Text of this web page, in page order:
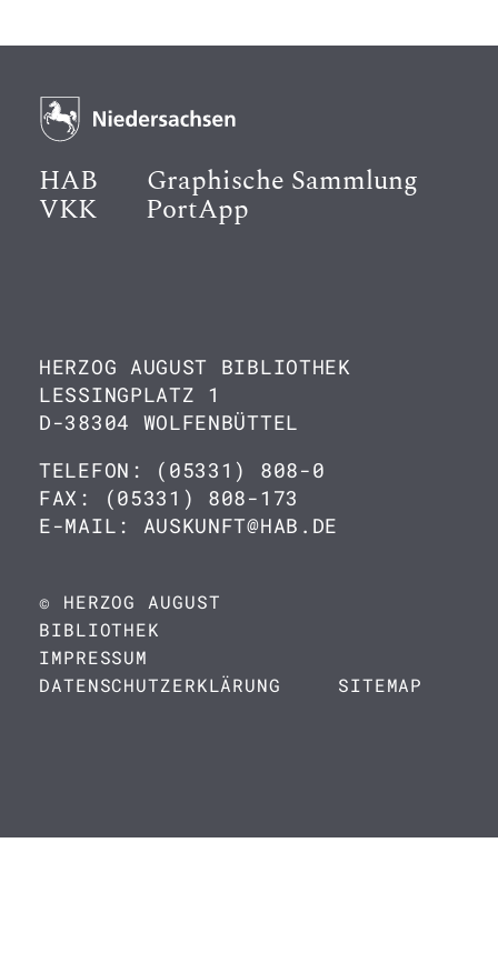
HAB Graphische Sammlung
VKK PortApp
HERZOG AUGUST BIBLIOTHEK
LESSINGPLATZ 1
D-38304 WOLFENBÜTTEL
TELEFON: (05331) 808-0
FAX: (05331) 808-173
E-MAIL: AUSKUNFT@HAB.DE
© HERZOG AUGUST
BIBLIOTHEK
IMPRESSUM
DATENSCHUTZERKLÄRUNG
SITEMAP